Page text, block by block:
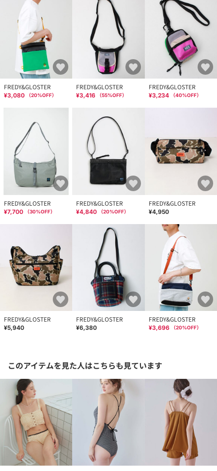
FREDY&GLOSTER
¥3,080 （20%OFF）
FREDY&GLOSTER
¥3,416 （55%OFF）
FREDY&GLOSTER
¥3,234 （40%OFF）
FREDY&GLOSTER
¥7,700 （30%OFF）
FREDY&GLOSTER
¥4,840 （20%OFF）
FREDY&GLOSTER
¥4,950
FREDY&GLOSTER
¥5,940
FREDY&GLOSTER
¥6,380
FREDY&GLOSTER
¥3,696 （20%OFF）